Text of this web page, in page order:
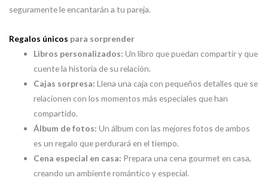
seguramente le encantarán a tu pareja.
Regalos únicos para sorprender
Libros personalizados: Un libro que puedan compartir y que
cuente la historia de su relación.
Cajas sorpresa: Llena una caja con pequeños detalles que se
relacionen con los momentos más especiales que han
compartido.
Álbum de fotos: Un álbum con las mejores fotos de ambos
es un regalo que perdurará en el tiempo.
Cena especial en casa: Prepara una cena gourmet en casa,
creando un ambiente romántico y especial.